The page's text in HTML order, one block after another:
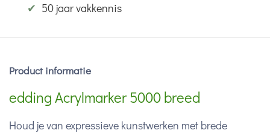
✔ 50 jaar vakkennis
Product informatie
edding Acrylmarker 5000 breed
Houd je van expressieve kunstwerken met brede